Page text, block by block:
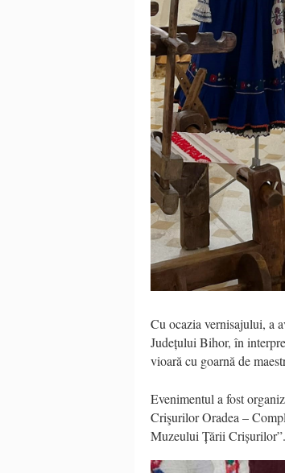
Cu ocazia vernisajului, a
Județului Bihor, în
vioară cu goarnă de
Evenimentul a fost
Crişurilor Oradea –
Muzeului Țării Crișurilor”.